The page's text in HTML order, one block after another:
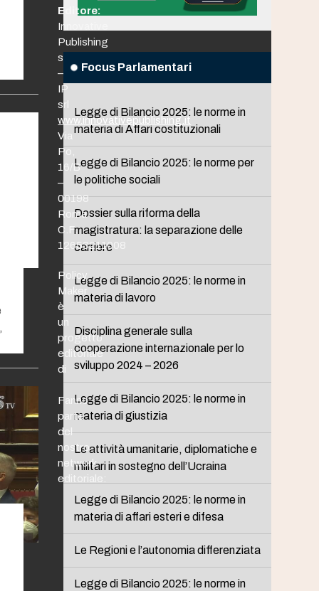
Focus Parlamentari
Legge di Bilancio 2025: le norme in
materia di Affari costituzionali
Legge di Bilancio 2025: le norme per
le politiche sociali
Dossier sulla riforma della
magistratura: la separazione delle
carriere
Legge di Bilancio 2025: le norme in
materia di lavoro
Disciplina generale sulla
cooperazione internazionale per lo
sviluppo 2024 – 2026
Legge di Bilancio 2025: le norme in
materia di giustizia
Le attività umanitarie, diplomatiche e
militari in sostegno dell’Ucraina
Legge di Bilancio 2025: le norme in
materia di affari esteri e difesa
Le Regioni e l’autonomia differenziata
Legge di Bilancio 2025: le norme in
Editore:
Innovative
Publishing
srl
–
IP
srl
www.innovativepublishing.it
Via
Po,
16/B
–
00198
Roma
C.F.
12653211008
Policy
Maker
è
un
progetto
editoriale
di
Fanno
parte
del
nostro
network
editoriale: